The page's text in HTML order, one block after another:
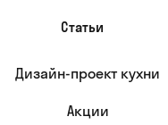
Статьи
Дизайн-проект кухни
Акции